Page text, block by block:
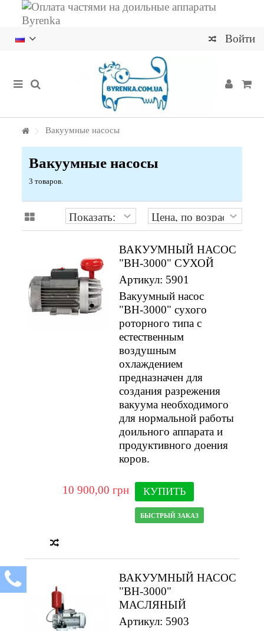
Войти
Вакуумные насосы
Вакуумные насосы
3 товаров.
ВАКУУМНЫЙ НАСОС
"ВН-3000" СУХОЙ
Артикул: 5901
Вакуумный насос
"ВН-3000" сухого
роторного типа с
естественным
воздушным
охлаждением
предназначен для
создания разрежения
вакуума необходимого
для нормальной работы
доильного аппарата и
продуктивного доения
коров.
10 900,00 грн КУПИТЬ
БЫСТРЫЙ ЗАКАЗ
ВАКУУМНЫЙ НАСОС
"ВН-3000"
МАСЛЯНЫЙ
Артикул: 5903